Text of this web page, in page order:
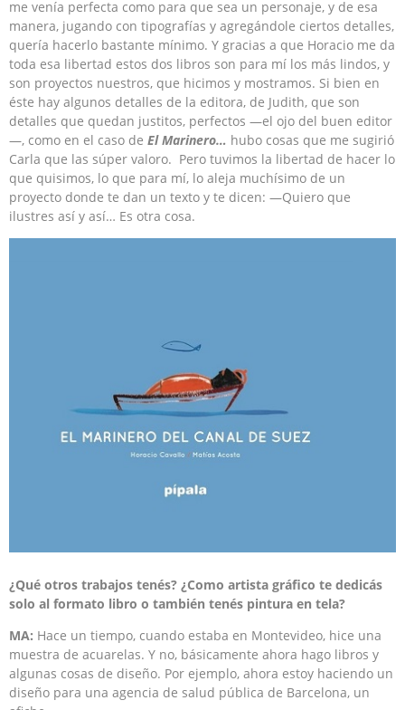
me venía perfecta como para que sea un personaje, y de esa
manera, jugando con tipografías y agregándole ciertos detalles,
quería hacerlo bastante mínimo. Y gracias a que Horacio me da
toda esa libertad estos dos libros son para mí los más lindos, y
son proyectos nuestros, que hicimos y mostramos. Si bien en
éste hay algunos detalles de la editora, de Judith, que son
detalles que quedan justitos, perfectos —el ojo del buen editor
—, como en el caso de El Marinero… hubo cosas que me sugirió
Carla que las súper valoro. Pero tuvimos la libertad de hacer lo
que quisimos, lo que para mí, lo aleja muchísimo de un
proyecto donde te dan un texto y te dicen: —Quiero que
ilustres así y así… Es otra cosa.
¿Qué otros trabajos tenés? ¿Como artista gráfico te dedicás
solo al formato libro o también tenés pintura en tela?
MA: Hace un tiempo, cuando estaba en Montevideo, hice una
muestra de acuarelas. Y no, básicamente ahora hago libros y
algunas cosas de diseño. Por ejemplo, ahora estoy haciendo un
diseño para una agencia de salud pública de Barcelona, un